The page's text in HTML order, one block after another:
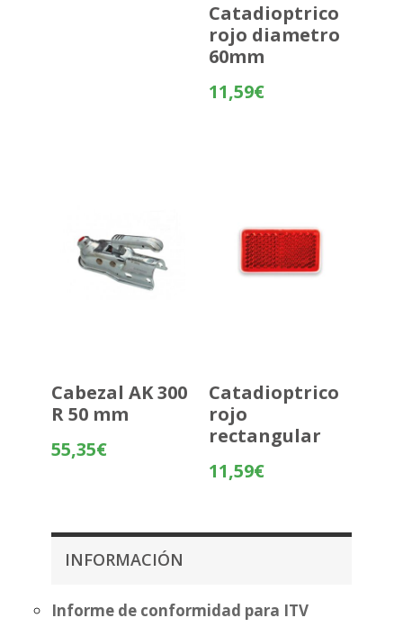
Catadioptrico
rojo diametro
60mm
11,59€
Cabezal AK 300
R 50 mm
55,35€
Catadioptrico
rojo
rectangular
11,59€
INFORMACIÓN
Informe de conformidad para ITV